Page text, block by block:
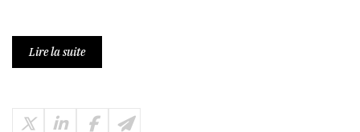
Lire la suite